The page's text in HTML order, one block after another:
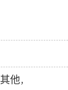
其他，